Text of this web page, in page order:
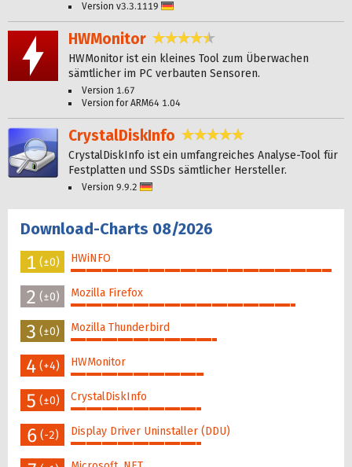
Version v3.3.1119
HWMonitor 4,6 Sterne
HWMonitor ist ein kleines Tool zum Überwachen
sämtlicher im PC verbauten Sensoren.
Version 1.67
Version for ARM64 1.04
CrystalDiskInfo
CrystalDiskInfo ist ein umfangreiches Analyse-Tool für
Festplatten und SSDs sämtlicher Hersteller.
Version 9.9.2
Download-Charts 08/2026
1 (±0) HWiNFO
2 (±0) Mozilla Firefox
3 (±0) Mozilla Thunderbird
4 (+4) HWMonitor
5 (±0) CrystalDiskInfo
6 (-2) Display Driver Uninstaller (DDU)